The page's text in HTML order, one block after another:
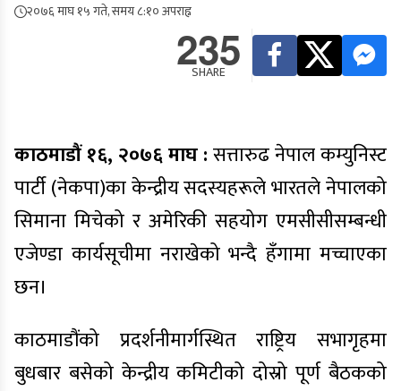
२०७६ माघ १५ गते, समय ८:१० अपराह्न
235
SHARE
काठमाडौं १६, २०७६ माघ :सत्तारुढ नेपाल कम्युनिस्ट
पार्टी (नेकपा)का केन्द्रीय सदस्यहरूले भारतले नेपालको
सिमाना मिचेको र अमेरिकी सहयोग एमसीसीसम्बन्धी
एजेण्डा कार्यसूचीमा नराखेको भन्दै हँगामा मच्चाएका
छन।
काठमाडौंको प्रदर्शनीमार्गस्थित राष्ट्रिय सभागृहमा
बुधबार बसेको केन्द्रीय कमिटीको दोस्रो पूर्ण बैठकको